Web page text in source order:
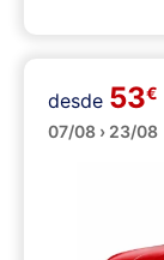
SUVs
desde 53€
07/08 › 23/08